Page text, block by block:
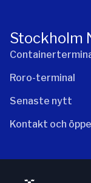
Stockholm
Roro-terminal
Senaste nytt
Kontakt och